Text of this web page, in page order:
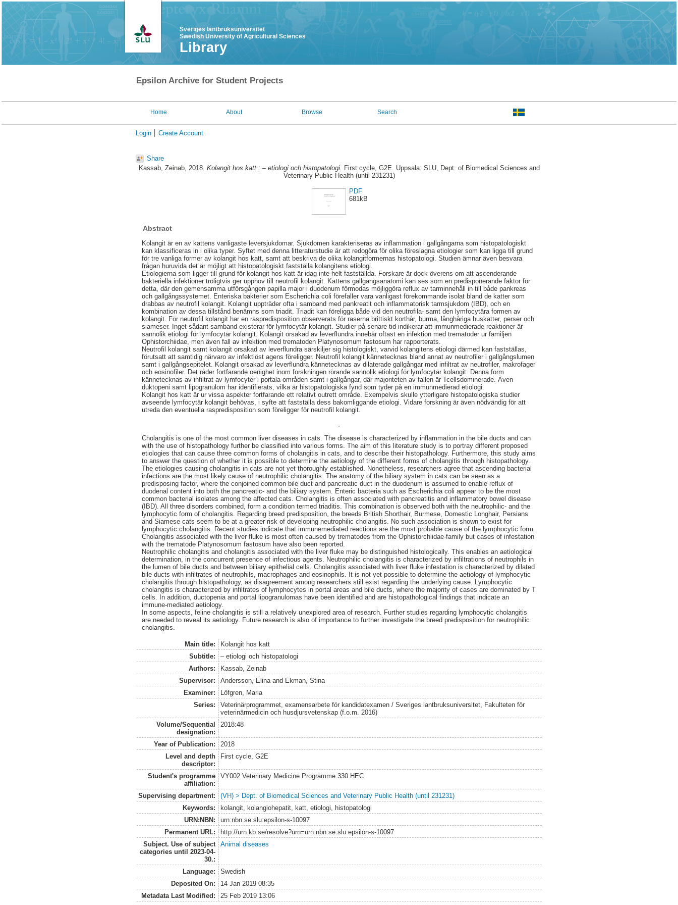
Sveriges lantbruksuniversitet
Swedish University of Agricultural Sciences
Library
Epsilon Archive for Student Projects
Home About Browse Search
Login Create Account
Share
Kassab, Zeinab, 2018. Kolangit hos katt : – etiologi och histopatologi. First cycle, G2E. Uppsala: SLU, Dept. of Biomedical Sciences and
Veterinary Public Health (until 231231)
PDF
681kB
Abstract
Kolangit är en av kattens vanligaste leversjukdomar. Sjukdomen karakteriseras av inflammation i gallgångarna som histopatologiskt
kan klassificeras in i olika typer. Syftet med denna litteraturstudie är att redogöra för olika föreslagna etiologier som kan ligga till grund
för tre vanliga former av kolangit hos katt, samt att beskriva de olika kolangitformernas histopatologi. Studien ämnar även besvara
frågan huruvida det är möjligt att histopatologiskt fastställa kolangitens etiologi.
Etiologierna som ligger till grund för kolangit hos katt är idag inte helt fastställda. Forskare är dock överens om att ascenderande
bakteriella infektioner troligtvis ger upphov till neutrofil kolangit. Kattens gallgångsanatomi kan ses som en predisponerande faktor för
detta, där den gemensamma utförsgången papilla major i duodenum förmodas möjliggöra reflux av tarminnehåll in till både pankreas
och gallgångssystemet. Enteriska bakterier som Escherichia coli förefaller vara vanligast förekommande isolat bland de katter som
drabbas av neutrofil kolangit. Kolangit uppträder ofta i samband med pankreatit och inflammatorisk tarmsjukdom (IBD), och en
kombination av dessa tillstånd benämns som triadit. Triadit kan föreligga både vid den neutrofila- samt den lymfocytära formen av
kolangit. För neutrofil kolangit har en raspredisposition observerats för raserna brittiskt korthår, burma, långhåriga huskatter, perser och
siameser. Inget sådant samband existerar för lymfocytär kolangit. Studier på senare tid indikerar att immunmedierade reaktioner är
sannolik etiologi för lymfocytär kolangit. Kolangit orsakad av leverflundra innebär oftast en infektion med trematoder ur familjen
Ophistorchiidae, men även fall av infektion med trematoden Platynosomum fastosum har rapporterats.
Neutrofil kolangit samt kolangit orsakad av leverflundra särskiljer sig histologiskt, varvid kolangitens etiologi därmed kan fastställas,
förutsatt att samtidig närvaro av infektiöst agens föreligger. Neutrofil kolangit kännetecknas bland annat av neutrofiler i gallgångslumen
samt i gallgångsepitelet. Kolangit orsakad av leverflundra kännetecknas av dilaterade gallgångar med infiltrat av neutrofiler, makrofager
och eosinofiler. Det råder fortfarande oenighet inom forskningen rörande sannolik etiologi för lymfocytär kolangit. Denna form
kännetecknas av infiltrat av lymfocyter i portala områden samt i gallgångar, där majoriteten av fallen är Tcellsdominerade. Även
duktopeni samt lipogranulom har identifierats, vilka är histopatologiska fynd som tyder på en immunmedierad etiologi.
Kolangit hos katt är ur vissa aspekter fortfarande ett relativt outrett område. Exempelvis skulle ytterligare histopatologiska studier
avseende lymfocytär kolangit behövas, i syfte att fastställa dess bakomliggande etiologi. Vidare forskning är även nödvändig för att
utreda den eventuella raspredisposition som föreligger för neutrofil kolangit.
Cholangitis is one of the most common liver diseases in cats. The disease is characterized by inflammation in the bile ducts and can
with the use of histopathology further be classified into various forms. The aim of this literature study is to portray different proposed
etiologies that can cause three common forms of cholangitis in cats, and to describe their histopathology. Furthermore, this study aims
to answer the question of whether it is possible to determine the aetiology of the different forms of cholangitis through histopathology.
The etiologies causing cholangitis in cats are not yet thoroughly established. Nonetheless, researchers agree that ascending bacterial
infections are the most likely cause of neutrophilic cholangitis. The anatomy of the biliary system in cats can be seen as a
predisposing factor, where the conjoined common bile duct and pancreatic duct in the duodenum is assumed to enable reflux of
duodenal content into both the pancreatic- and the biliary system. Enteric bacteria such as Escherichia coli appear to be the most
common bacterial isolates among the affected cats. Cholangitis is often associated with pancreatitis and inflammatory bowel disease
(IBD). All three disorders combined, form a condition termed triaditis. This combination is observed both with the neutrophilic- and the
lymphocytic form of cholangitis. Regarding breed predisposition, the breeds British Shorthair, Burmese, Domestic Longhair, Persians
and Siamese cats seem to be at a greater risk of developing neutrophilic cholangitis. No such association is shown to exist for
lymphocytic cholangitis. Recent studies indicate that immunemediated reactions are the most probable cause of the lymphocytic form.
Cholangitis associated with the liver fluke is most often caused by trematodes from the Ophistorchiidae-family but cases of infestation
with the trematode Platynosomum fastosum have also been reported.
Neutrophilic cholangitis and cholangitis associated with the liver fluke may be distinguished histologically. This enables an aetiological
determination, in the concurrent presence of infectious agents. Neutrophilic cholangitis is characterized by infiltrations of neutrophils in
the lumen of bile ducts and between biliary epithelial cells. Cholangitis associated with liver fluke infestation is characterized by dilated
bile ducts with infiltrates of neutrophils, macrophages and eosinophils. It is not yet possible to determine the aetiology of lymphocytic
cholangitis through histopathology, as disagreement among researchers still exist regarding the underlying cause. Lymphocytic
cholangitis is characterized by infiltrates of lymphocytes in portal areas and bile ducts, where the majority of cases are dominated by T
cells. In addition, ductopenia and portal lipogranulomas have been identified and are histopathological findings that indicate an
immune-mediated aetiology.
In some aspects, feline cholangitis is still a relatively unexplored area of research. Further studies regarding lymphocytic cholangitis
are needed to reveal its aetiology. Future research is also of importance to further investigate the breed predisposition for neutrophilic
cholangitis.
Main title:
Kolangit hos katt
Subtitle:
– etiologi och histopatologi
Authors:
Kassab, Zeinab
Supervisor:
Andersson, Elinaand Ekman, Stina
Examiner:
Löfgren, Maria
Series:
Veterinärprogrammet, examensarbete för kandidatexamen / Sveriges lantbruksuniversitet, Fakulteten för
veterinärmedicin och husdjursvetenskap (f.o.m. 2016)
Volume/Sequential
designation:
2018:48
Year of Publication:
2018
Level and depth
descriptor:
First cycle, G2E
Student's programme
affiliation:
VY002 Veterinary Medicine Programme 330 HEC
Supervising department:
(VH) > Dept. of Biomedical Sciences and Veterinary Public Health (until 231231)
Keywords:
kolangit, kolangiohepatit, katt, etiologi, histopatologi
URN:NBN:
urn:nbn:se:slu:epsilon-s-10097
Permanent URL:
http://urn.kb.se/resolve?urn=urn:nbn:se:slu:epsilon-s-10097
Subject. Use of subject
categories until 2023-04-
30.:
Animal diseases
Language:
Swedish
Deposited On:
14 Jan 2019 08:35
Metadata Last Modified:
25 Feb 2019 13:06